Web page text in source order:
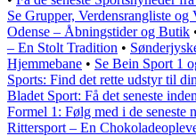
Se Grupper, Verdensrangliste og
Odense – Åbningstider og Butik
– En Stolt Tradition •
Hjemmebane • Se Bein Sport 1
Sports: Find det rette udstyr til
Bladet Sport: Få det seneste
Formel 1: Følg med i de seneste
Rittersport – En